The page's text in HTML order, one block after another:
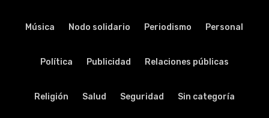
Música Nodo solidario Periodismo Personal
Política Publicidad Relaciones públicas
Religión Salud Seguridad Sin categoría